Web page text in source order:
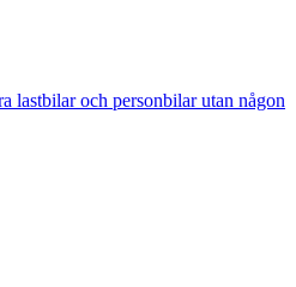
lastbilar och personbilar utan någon